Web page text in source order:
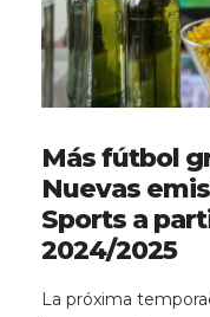
Más fútbol
Nuevas
Sports a
2024/2025
La próxima